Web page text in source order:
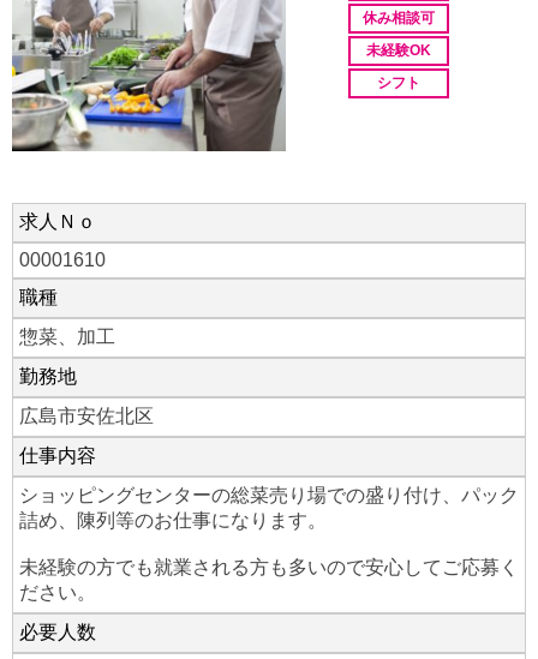
休み相談可
未経験OK
シフト
求人Ｎｏ
00001610
職種
惣菜、加工
勤務地
広島市安佐北区
仕事内容
ショッピングセンターの総菜売り場での盛り付け、パック
詰め、陳列等のお仕事になります。
未経験の方でも就業される方も多いので安心してご応募く
ださい。
必要人数